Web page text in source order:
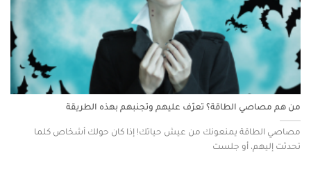
من هم مصاصي الطاقة؟ تعرّف عليهم وتجنبهم بهذه الطريقة
مصاصي الطاقة يمنعونك من عيش حياتك! إذا كان حولك أشخاص كلما
تحدثت إليهم، أو جلست